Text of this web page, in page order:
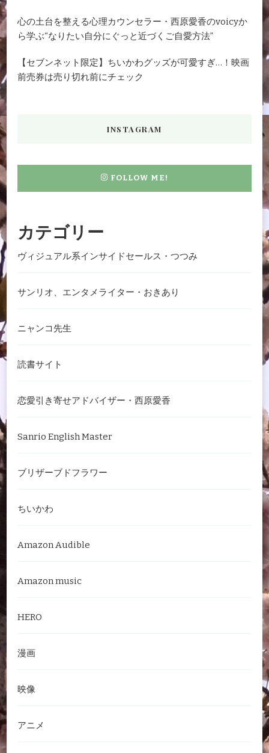
心の土台を整える心理カウンセラー・西原愛香のvoicyか
ら学ぶ“なりたい自分にぐっと近づくご自愛方法”
【セブンネット限定】ちいかわグッズが可愛すぎ…！映画
前売券は売り切れ前にチェック
INSTAGRAM
FOLLOW ME!
カテゴリー
ヴィジュアル系インサイドセールス・つつみ
サンリオ、エンタメライター・おきあり
ニャンコ先生
読書サイト
恋愛引き寄せアドバイザー・西原愛香
Sanrio English Master
ブリザーブドフラワー
ちいかわ
Amazon Audible
Amazon music
HERO
漫画
映像
アニメ